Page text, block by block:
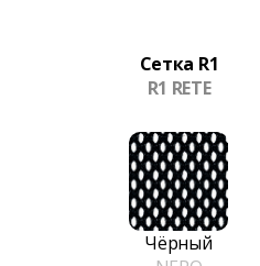
Сетка R1
R1 RETE
Чёрный